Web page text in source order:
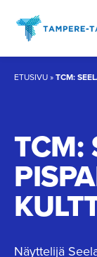
sisältöön
ETUSIVU»TCM:
TCM:
Näyttelijä